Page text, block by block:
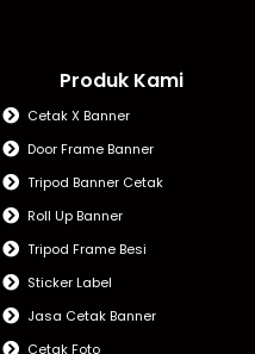
Produk Kami
Cetak X Banner
Door Frame Banner
Tripod Banner Cetak
Roll Up Banner
Tripod Frame Besi
Sticker Label
Jasa Cetak Banner
Cetak Foto